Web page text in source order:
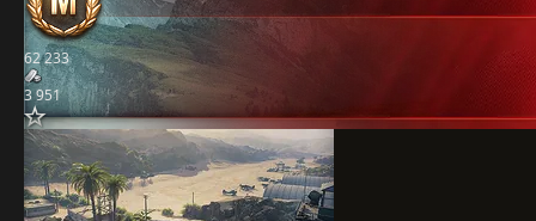
62 233
3 951